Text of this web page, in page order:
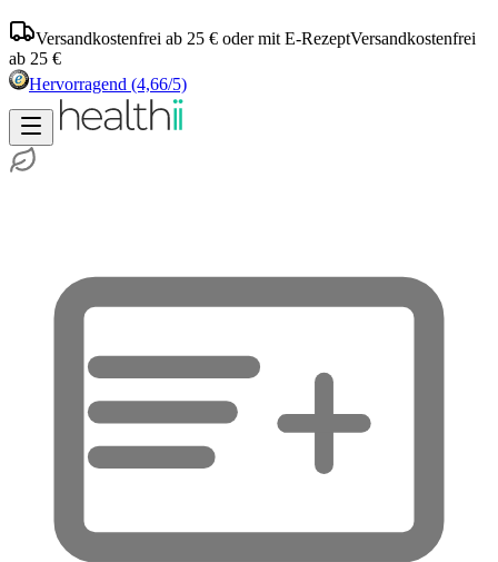
Versandkostenfrei ab 25 € oder mit E-RezeptVersandkostenfrei
ab 25 €
Hervorragend (4,66/5)